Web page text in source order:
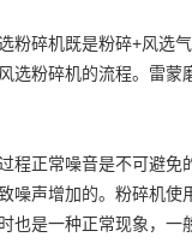
粉碎机既是粉碎+风选
选粉碎机的流程。雷
程正常噪音是不可避
声增加的。粉碎机使
也是一种正常现象，